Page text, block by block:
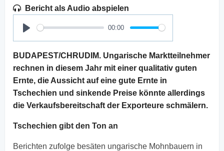
Bericht als Audio abspielen
Play
00:00
BUDAPEST/CHRUDIM. Ungarische Marktteilnehmer
rechnen in diesem Jahr mit einer qualitativ guten
Ernte, die Aussicht auf eine gute Ernte in
Tschechien und sinkende Preise könnte allerdings
die Verkaufsbereitschaft der Exporteure schmälern.
Tschechien gibt den Ton an
Berichten zufolge besäten ungarische Mohnbauern in